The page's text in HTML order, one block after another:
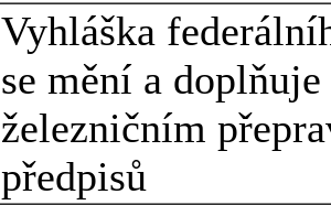
Vyhláška
se mění a
železničním
předpisů